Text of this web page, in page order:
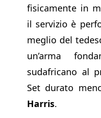
fisicamente in
il servizio è
meglio del
un’arma
sudafricano al
Set durato
Harris.